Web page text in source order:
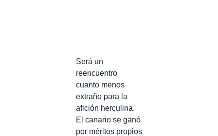
Será un
reencuentro
cuanto menos
extraño para la
afición herculina.
El canario se ganó
por méritos propios